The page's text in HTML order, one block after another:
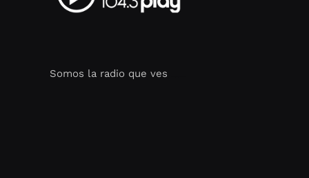
Somos la radio que ves